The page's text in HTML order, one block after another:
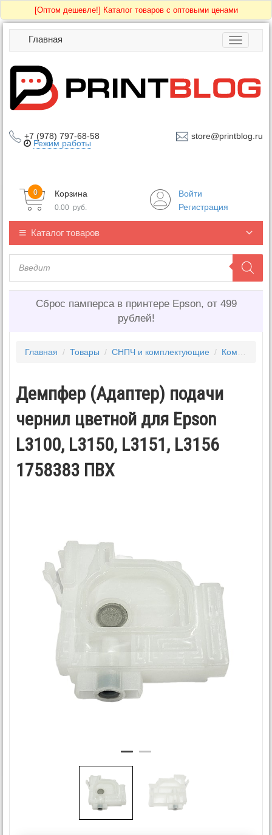
[Оптом дешевле!] Каталог товаров с оптовыми ценами
Toggle
Главная
+7 (978) 797-68-58 store@printblog.ru
Режим работы
Корзина
0
0.00 руб.
Войти
Регистрация
Каталог товаров
Сброс памперса в принтере Epson, от 499
рублей!
Главная / Товары / СНПЧ и комплектующие / Комплектующие для снпч
Демпфер (Адаптер) подачи
чернил цветной для Epson
L3100, L3150, L3151, L3156
1758383 ПВХ